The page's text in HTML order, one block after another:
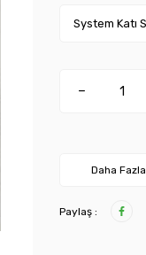
Daha Fazla
Paylaş :